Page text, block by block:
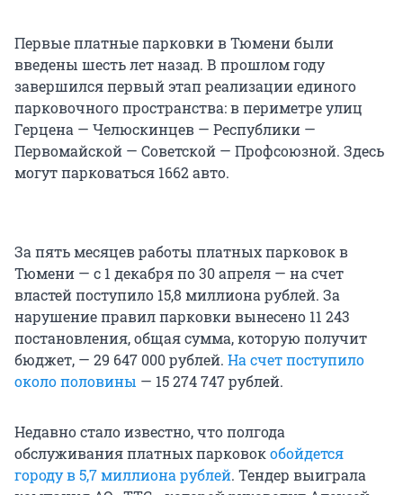
Первые платные парковки в Тюмени были
введены шесть лет назад. В прошлом году
завершился первый этап реализации единого
парковочного пространства: в периметре улиц
Герцена — Челюскинцев — Республики —
Первомайской — Советской — Профсоюзной. Здесь
могут парковаться 1662 авто.
За пять месяцев работы платных парковок в
Тюмени — с 1 декабря по 30 апреля — на счет
властей поступило 15,8 миллиона рублей. За
нарушение правил парковки вынесено 11 243
постановления, общая сумма, которую получит
бюджет, — 29 647 000 рублей. На счет поступило
около половины — 15 274 747 рублей.
Недавно стало известно, что полгода
обслуживания платных парковокобойдется
городу в 5,7 миллиона рублей. Тендер выиграла